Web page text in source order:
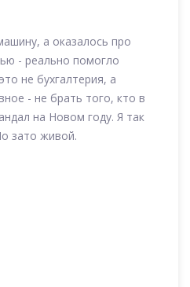
а оказалось про
- реально помогло
не бухгалтерия, а
- не брать того, кто в
на Новом году. Я так
зато живой.